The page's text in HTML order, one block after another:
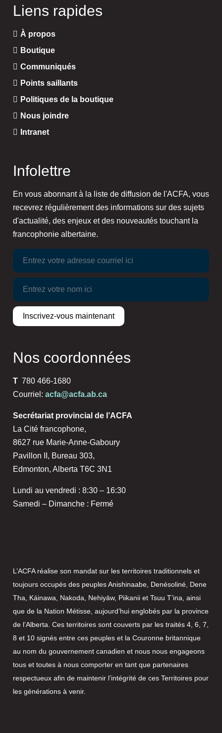
Liens rapides
À propos
Boutique
Communiqués
Points saillants
Politiques de la boutique
Nous joindre
Intranet
Infolettre
En vous abonnant à la liste de diffusion de l'ACFA, vous
recevrez régulièrement des informations sur des sujets
d'actualité, des enjeux et des nouveautés touchant la
francophonie albertaine.
Nos coordonnées
T 780 466-1680
Courriel: acfa@acfa.ab.ca
Secrétariat provincial de l’ACFA
La Cité francophone,
8627 rue Marie-Anne-Gaboury
Pavillon II, Bureau 303,
Edmonton, Alberta T6C 3N1
Lundi au vendredi : 8:30 – 16:30
Samedi – Dimanche : Fermé
L’ACFA réalise son mandat sur les territoires traditionnels et
toujours occupés des peuples Anishinaabe, Denésoliné, Dene
Tha, Káinawa, Nakoda, Nehiyāw, Piikanii et Tsuu T’ina, ainsi
que de la Nation Métisse, aujourd’hui englobés par la province
de l’Alberta. Ces territoires sont couverts par les traités 4, 6, 7,
8 et 10 signés entre ces peuples et la Couronne britannique
au nom du gouvernement canadien et nous nous engageons
tous et toutes à nous comporter en tant que partenaires
respectueux afin de maintenir l’intégrité de ces Territoires pour
les générations à venir.